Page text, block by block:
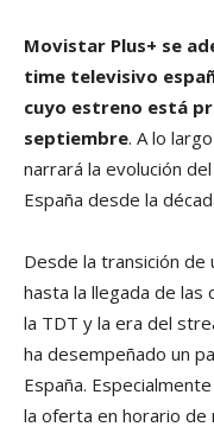
Movistar Plus+ se
time televisivo
cuyo estreno está
septiembre. A lo
narrará la evolución
España desde la
Desde la transición de
hasta la llegada de
la TDT y la era del
ha desempeñado un
España.
la oferta en horario de